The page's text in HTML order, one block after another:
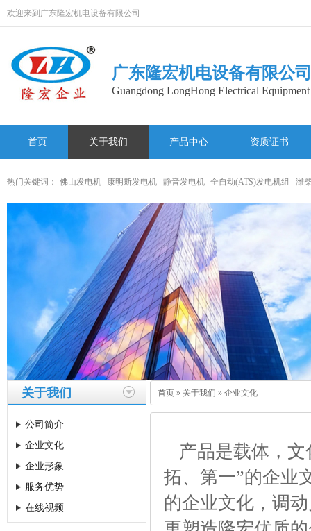
欢迎来到广东隆宏机电设备有限公司
广东隆宏机电设备有限公司
Guangdong LongHong Electrical
首页 关于我们 产品中心 资质证书
网站地图
热门关键词： 佛山发电机 康明斯发电机 静音发电机 全自动(ATS)发电机组 潍
关于我们
公司简介
企业文化
企业形象
服务优势
在线视频
首页 » 关于我们 » 企业文化
产品是载体，文
拓、第一”的企业
的企业文化，调